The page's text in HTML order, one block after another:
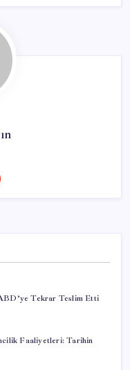
ABD’ye Tekrar Teslim Etti
Faaliyetleri: Tarihin